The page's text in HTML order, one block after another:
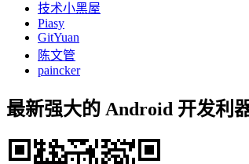
技术小黑屋
Piasy
GitYuan
陈文管
paincker
最新强大的 Android 开发利